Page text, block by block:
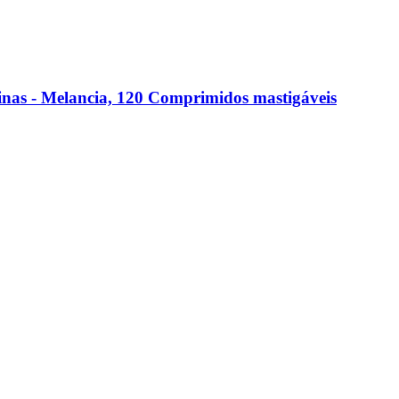
-​ Melancia, 120 Comprimidos mastigáveis